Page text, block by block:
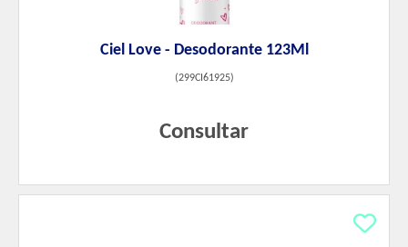
Ciel Love - Desodorante 123Ml
(299CI61925)
Consultar